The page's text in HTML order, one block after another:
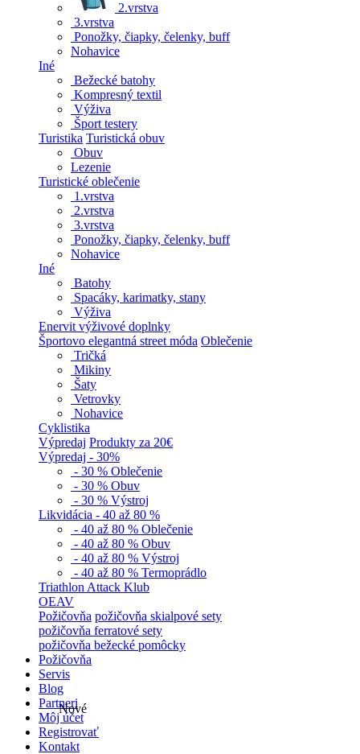
2.vrstva
3.vrstva
Ponožky, čiapky, čelenky, buff
Nohavice
Iné
Bežecké batohy
Kompresný textil
Výživa
Šport testery
Turistika Turistická obuv
Obuv
Lezenie
Turistické oblečenie
1.vrstva
2.vrstva
3.vrstva
Ponožky, čiapky, čelenky, buff
Nohavice
Iné
Batohy
Spacáky, karimatky, stany
Výživa
Enervit výživové doplnky
Športovo elegantná street móda Oblečenie
Tričká
Mikiny
Šaty
Vetrovky
Nohavice
Cyklistika
Výpredaj Produkty za 20€
Výpredaj - 30%
- 30 % Oblečenie
- 30 % Obuv
- 30 % Výstroj
Likvidácia - 40 až 80 %
- 40 až 80 % Oblečenie
- 40 až 80 % Obuv
- 40 až 80 % Výstroj
- 40 až 80 % Termoprádlo
Triathlon Attack Klub
OEAV
Požičovňa požičovňa skialpové sety
požičovňa ferratové sety
požičovňa bežecké pomôcky
Požičovňa
Servis
Blog
Nové
Partneri
Môj účet
Registrovať
Kontakt